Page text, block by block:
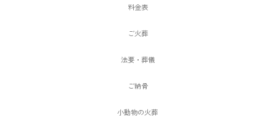
料金表
ご火葬
法要・葬儀
ご納骨
小動物の火葬